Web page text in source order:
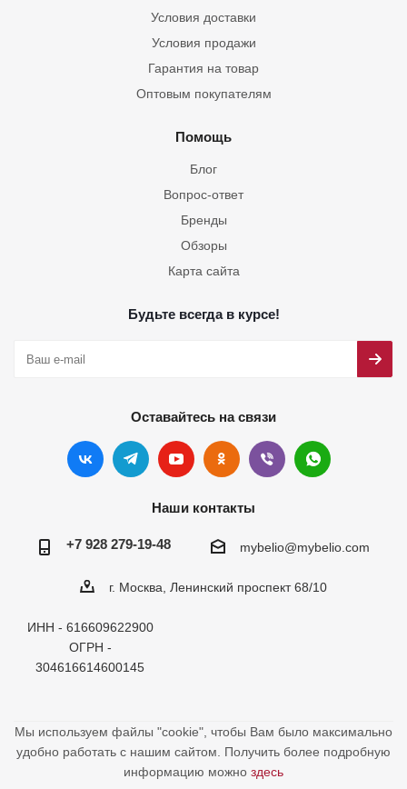
Условия доставки
Условия продажи
Гарантия на товар
Оптовым покупателям
Помощь
Блог
Вопрос-ответ
Бренды
Обзоры
Карта сайта
Будьте всегда в курсе!
Оставайтесь на связи
Наши контакты
+7 928 279-19-48 mybelio@mybelio.com
г. Москва, Ленинский проспект 68/10
ИНН - 616609622900
ОГРН -
304616614600145
Мы используем файлы "cookie", чтобы Вам было максимально
удобно работать с нашим сайтом. Получить более подробную
информацию можно здесь